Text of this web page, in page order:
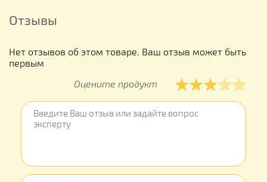
Отзывы
Нет отзывов об этом товаре. Ваш отзыв может быть
первым
Оцените продукт